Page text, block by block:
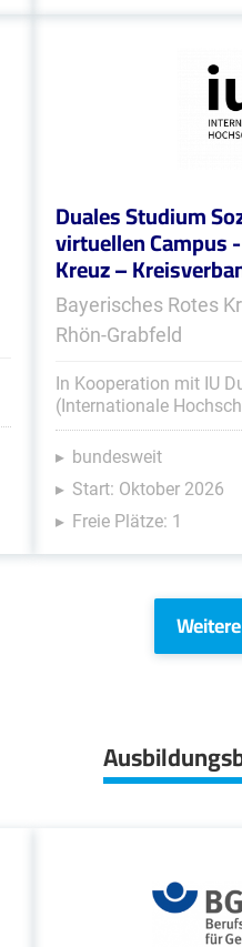
Duales Studium
virtuellen Campus
Kreuz –
Bayerisches Rotes
Rhön-Grabfeld
In Kooperation mit IU
(Internationale
bundesweit
Start: Oktober 2026
Freie Plätze: 1